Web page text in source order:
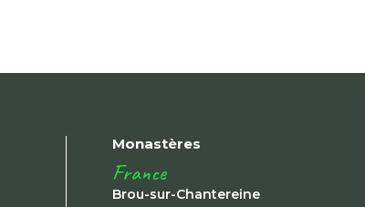
Monastères
France
Brou-sur-Chantereine